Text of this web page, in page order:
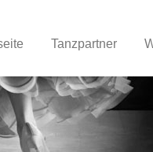
Tanzpartner